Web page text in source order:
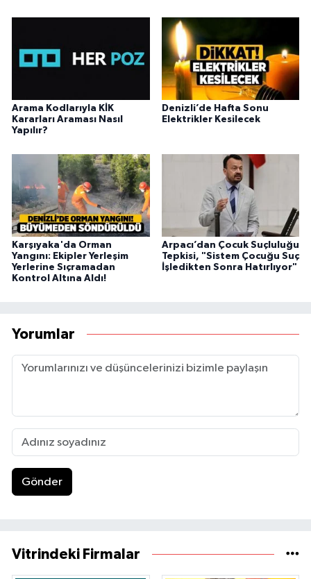
Arama Kodlarıyla KİK
Kararları Araması Nasıl
Yapılır?
Denizli’de Hafta Sonu
Elektrikler Kesilecek
Karşıyaka'da Orman
Yangını: Ekipler Yerleşim
Yerlerine Sıçramadan
Kontrol Altına Aldı!
Arpacı’dan Çocuk Suçluluğu
Tepkisi, "Sistem Çocuğu Suç
İşledikten Sonra Hatırlıyor"
Yorumlar
Gönder
Vitrindeki Firmalar